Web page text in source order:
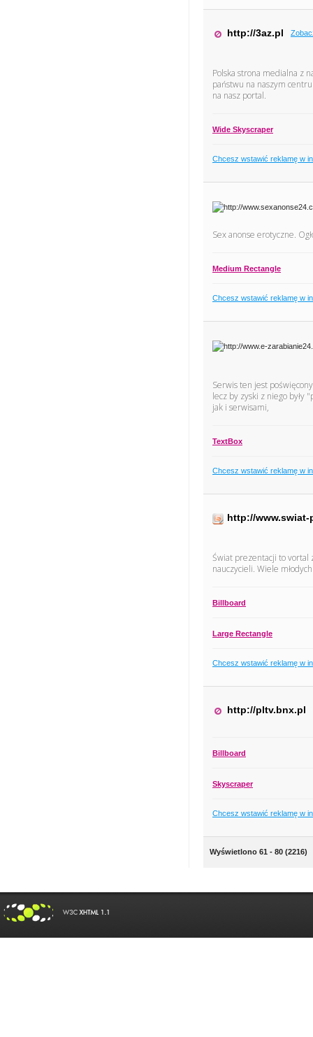
http://3az.pl
Polska strona medialna z
państwu na naszym
na nasz portal.
Wide Skyscraper
Chcesz wstawić reklamę w
Sex anonse erotyczne.
Medium Rectangle
Chcesz wstawić reklamę w
Serwis ten jest
lecz by zyski z niego były
jak i serwisami,
TextBox
Chcesz wstawić reklamę w
http://www.swiat-
Świat prezentacji to vortal
nauczycieli. Wiele
Billboard
Large Rectangle
Chcesz wstawić reklamę w
http://pltv.bnx.pl
Billboard
Skyscraper
Chcesz wstawić reklamę w
Wyświetlono 61 - 80 (2216)